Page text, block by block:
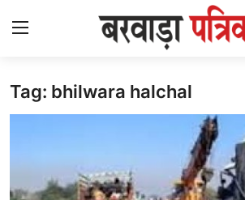
Login Register
Tag: bhilwara halchal